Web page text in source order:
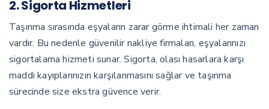
2. Sigorta Hizmetleri
Taşınma sırasında eşyaların zarar görme ihtimali her zaman
vardır. Bu nedenle güvenilir nakliye firmaları, eşyalarınızı
sigortalama hizmeti sunar. Sigorta, olası hasarlara karşı
maddi kayıplarınızın karşılanmasını sağlar ve taşınma
sürecinde size ekstra güvence verir.